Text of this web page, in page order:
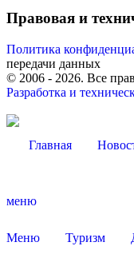
Правовая и
Политика
передачи данных
© 2006 - 2026. Все
Разработка и
Главная
меню
Меню Туризм
Туризм